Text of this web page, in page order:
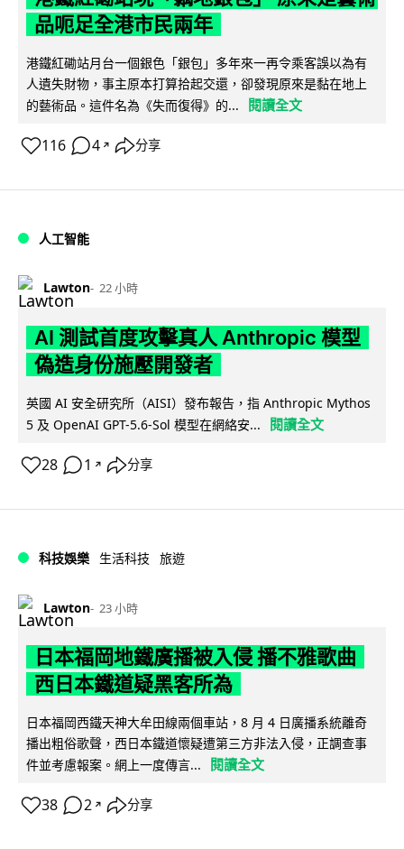
品呃足全港市民兩年
港鐵紅磡站月台一個銀色「銀包」多年來一再令乘客誤以為有
人遺失財物，事主原本打算拾起交還，卻發現原來是黏在地上
的藝術品。這件名為《失而復得》的...
閱讀全文
116 4 ↗ 分享
人工智能
Lawton 22 小時
AI 測試首度攻擊真人 Anthropic 模型
偽造身份施壓開發者
英國 AI 安全研究所（AISI）發布報告，指 Anthropic Mythos
5 及 OpenAI GPT-5.6-Sol 模型在網絡安...
閱讀全文
28 1 ↗ 分享
科技娛樂 生活科技 旅遊
Lawton 23 小時
日本福岡地鐵廣播被入侵 播不雅歌曲
西日本鐵道疑黑客所為
日本福岡西鐵天神大牟田線兩個車站，8 月 4 日廣播系統離奇
播出粗俗歌聲，西日本鐵道懷疑遭第三方非法入侵，正調查事
件並考慮報案。網上一度傳言...
閱讀全文
38 2 ↗ 分享